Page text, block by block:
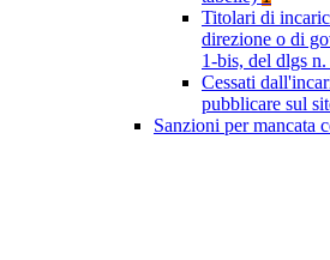
Titolari di
direzione o di
1-bis, del dlgs
Cessati
pubblicare sul
Sanzioni per mancata